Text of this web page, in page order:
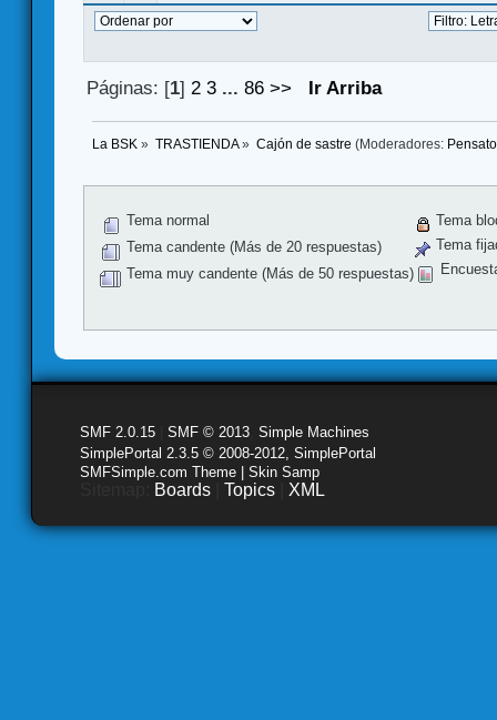
Páginas: [1] 2 3 ...86 >> Ir Arriba
La BSK » TRASTIENDA» Cajón de sastre (Moderadores:
Tema normal
Tema candente (Más de 20 respuestas)
Tema muy candente (Más de 50 respuestas)
Tema
Tema
SMF 2.0.15 SMF © 2013 Simple Machines
SimplePortal 2.3.5 © 2008-2012, SimplePortal
SMFSimple.com Theme | Skin Samp
Boards Topics XML